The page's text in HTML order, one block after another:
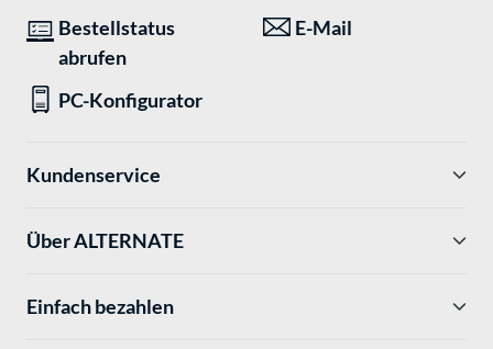
Bestellstatus
abrufen
E-Mail
PC-Konfigurator
Kundenservice
Über ALTERNATE
Einfach bezahlen